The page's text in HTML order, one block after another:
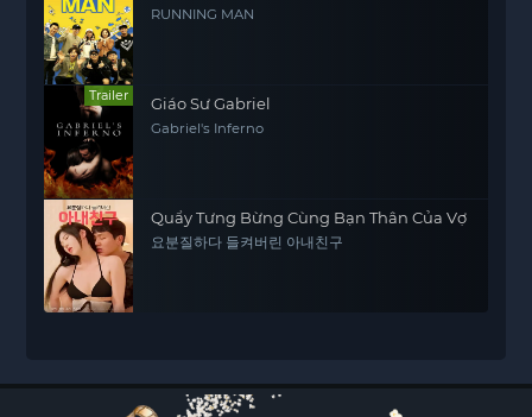
RUNNING MAN
Trailer Giáo Sư Gabriel
Gabriel's Inferno
Quẩy Tưng Bừng Cùng Bạn Thân Của Vợ
요분질하다 들켜버린 아내친구